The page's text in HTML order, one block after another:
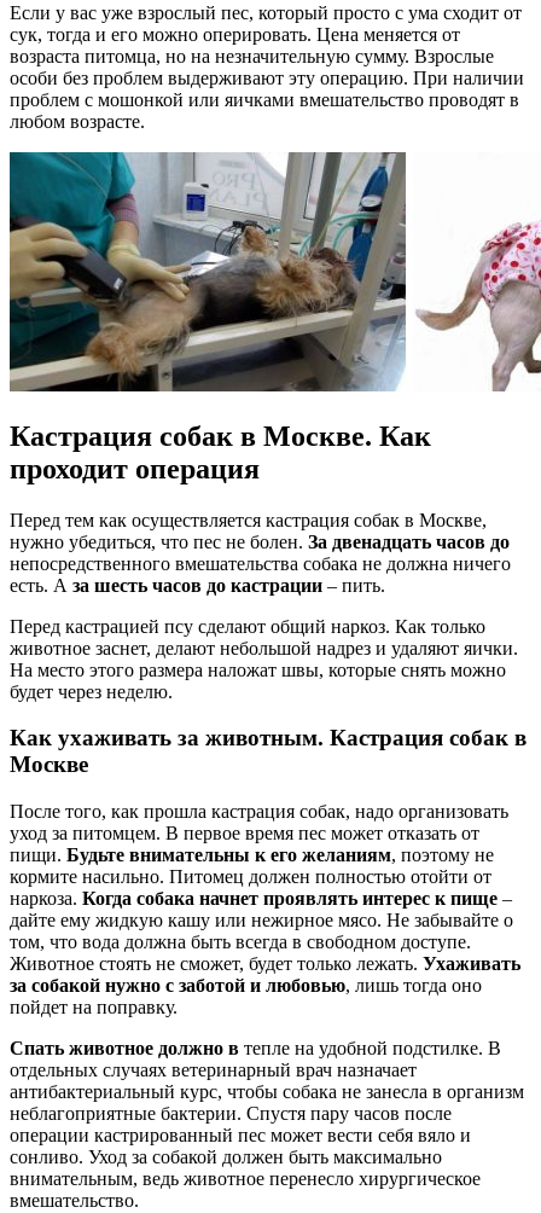
Если у вас уже взрослый пес, который просто с ума сходит от
сук, тогда и его можно оперировать. Цена меняется от
возраста питомца, но на незначительную сумму. Взрослые
особи без проблем выдерживают эту операцию. При наличии
проблем с мошонкой или яичками вмешательство проводят в
любом возрасте.
Кастрация собак в Москве. Как
проходит операция
Перед тем как осуществляется кастрация собак в Москве,
нужно убедиться, что пес не болен. За двенадцать часов до
непосредственного вмешательства собака не должна ничего
есть. А за шесть часов до кастрации – пить.
Перед кастрацией псу сделают общий наркоз. Как только
животное заснет, делают небольшой надрез и удаляют яички.
На место этого размера наложат швы, которые снять можно
будет через неделю.
Как ухаживать за животным. Кастрация собак в
Москве
После того, как прошла кастрация собак, надо организовать
уход за питомцем. В первое время пес может отказать от
пищи. Будьте внимательны к его желаниям, поэтому не
кормите насильно. Питомец должен полностью отойти от
наркоза. Когда собака начнет проявлять интерес к пище –
дайте ему жидкую кашу или нежирное мясо. Не забывайте о
том, что вода должна быть всегда в свободном доступе.
Животное стоять не сможет, будет только лежать. Ухаживать
за собакой нужно с заботой и любовью, лишь тогда оно
пойдет на поправку.
Спать животное должно в тепле на удобной подстилке. В
отдельных случаях ветеринарный врач назначает
антибактериальный курс, чтобы собака не занесла в организм
неблагоприятные бактерии. Спустя пару часов после
операции кастрированный пес может вести себя вяло и
сонливо. Уход за собакой должен быть максимально
внимательным, ведь животное перенесло хирургическое
вмешательство.